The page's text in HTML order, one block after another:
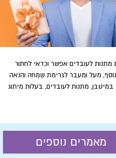
מתנות לעובדים אפשר וכדאי לחתור
מעל ומעבר לגרימת שמחה והנאה
מתנות לעובדים, בעלות מיתוג
מאמרים נוספים